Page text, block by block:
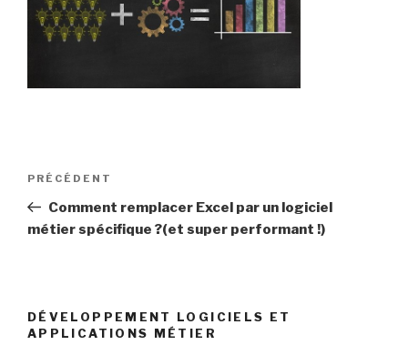
Navigation
l’article
Article
précédent
PRÉCÉDENT
Comment remplacer Excel par un logiciel
métier spécifique ?(et super performant !)
DÉVELOPPEMENT LOGICIELS ET
APPLICATIONS MÉTIER